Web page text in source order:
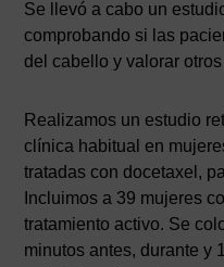
Se llevó a cabo un
comprobando si las
del cabello y valorar
Realizamos un estudio
clínica habitual en
tratadas con docetaxel,
Incluimos a 39 mujeres
tratamiento activo. Se
minutos antes, durante y